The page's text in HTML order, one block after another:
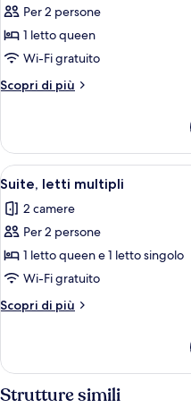
foto
per
Suite,
1
letto
Per 2 persone
1 letto queen
Wi-Fi gratuito
Scopri di più
Altri
1
letto
queen
Apri
tutte
le
foto
per
Suite,
letti
multipli
6
Suite, letti multipli
2 camere
Per 2 persone
1 letto queen e 1 letto singolo
Wi-Fi gratuito
Scopri di più
Altri
letti
multipli
Strutture simili